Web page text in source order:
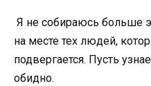
Я не собираюсь больше
на месте тех людей,
подвергается. Пусть
обидно.